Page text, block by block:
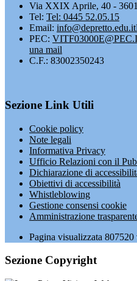
Via XXIX Aprile, 40 -
Tel: Tel: 0445 52.05.15
Email: info@depretto.edu.it
PEC:
una mail
C.F.: 83002350243
Sezione Link Utili
Cookie policy
Note legali
Informativa Privacy
Ufficio Relazioni con il
Dichiarazione di
Obiettivi di accessibilità
Whistleblowing
Gestione consensi cookie
Amministrazione
Pagina visualizzata 807520
Sezione Copyright